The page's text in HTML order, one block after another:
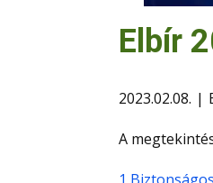
Elbír
2023.02.08.
A